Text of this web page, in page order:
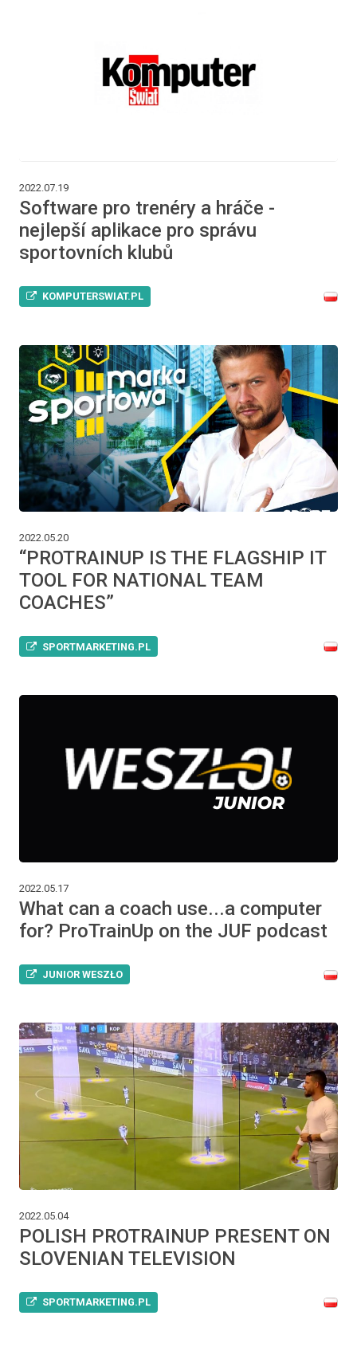
2022.07.19
Software pro trenéry a hráče -
nejlepší aplikace pro správu
sportovních klubů
KOMPUTERSWIAT.PL
2022.05.20
“PROTRAINUP IS THE FLAGSHIP IT
TOOL FOR NATIONAL TEAM
COACHES”
SPORTMARKETING.PL
2022.05.17
What can a coach use...a computer
for? ProTrainUp on the JUF podcast
JUNIOR WESZŁO
2022.05.04
POLISH PROTRAINUP PRESENT ON
SLOVENIAN TELEVISION
SPORTMARKETING.PL